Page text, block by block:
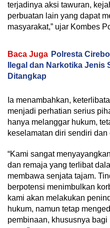
terjadinya aksi tawuran,
perbuatan lain yang dapat
masyarakat,” ujar Kombes
Baca Juga Polresta
Ilegal dan Narkotika Jenis
Ditangkap
Ia menambahkan,
menjadi perhatian serius
hanya melanggar hukum,
keselamatan diri sendiri dan
“Kami sangat
dan remaja yang terlibat
membawa senjata tajam.
berpotensi menimbulkan
kami akan melakukan
hukum, namun tetap
pembinaan, khususnya